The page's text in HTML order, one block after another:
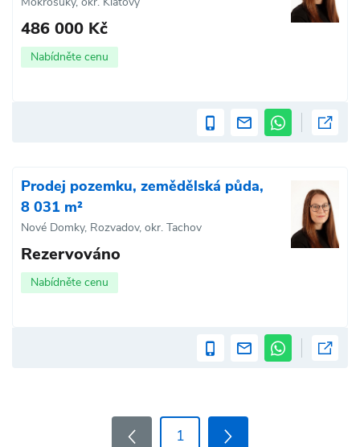
486 000 Kč
Nabídněte cenu
Prodej pozemku, zemědělská půda,
8 031 m²
Nové Domky, Rozvadov, okr. Tachov
Rezervováno
Nabídněte cenu
1